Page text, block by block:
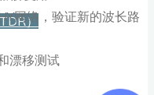
）
网络，验证新的波长路
漂移测试